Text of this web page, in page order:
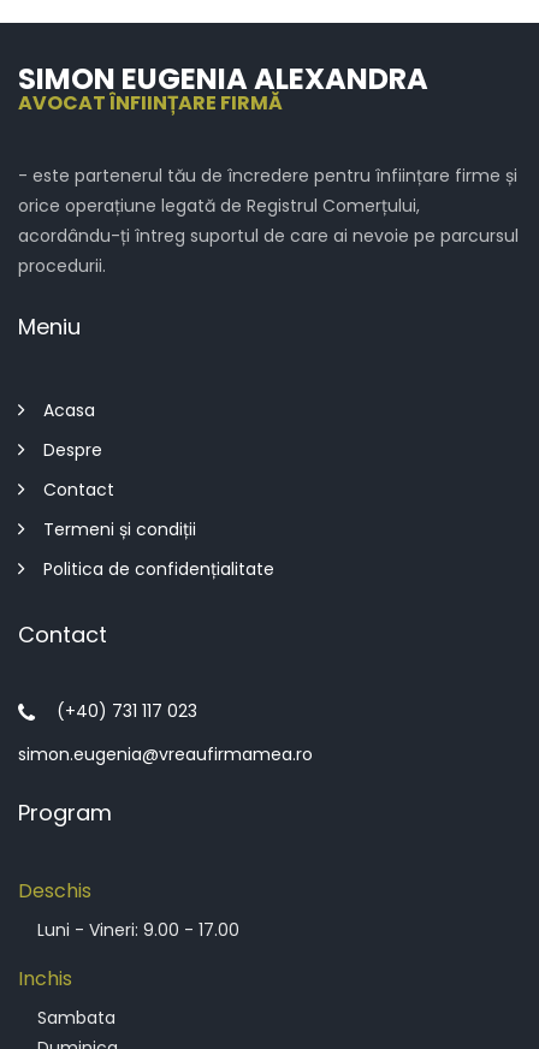
SIMON EUGENIA ALEXANDRA
AVOCAT ÎNFIINȚARE FIRMĂ
- este partenerul tău de încredere pentru înființare firme și
orice operațiune legată de Registrul Comerțului,
acordându-ți întreg suportul de care ai nevoie pe parcursul
procedurii.
Meniu
Acasa
Despre
Contact
Termeni și condiții
Politica de confidențialitate
Contact
(+40) 731 117 023
simon.eugenia@vreaufirmamea.ro
Program
Deschis
Luni - Vineri: 9.00 - 17.00
Inchis
Sambata